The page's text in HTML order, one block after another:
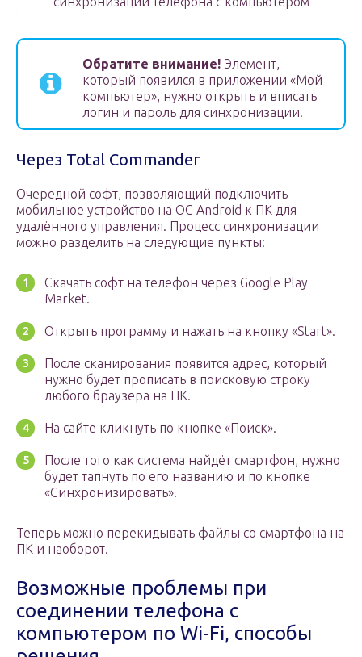
Обратите внимание! Элемент,
который появился в приложении «Мой
компьютер», нужно открыть и вписать
логин и пароль для синхронизации.
Через Total Commander
Очередной софт, позволяющий подключить
мобильное устройство на OC Android к ПК для
удалённого управления. Процесс синхронизации
можно разделить на следующие пункты:
Скачать софт на телефон через Google Play
Market.
Открыть программу и нажать на кнопку «Start».
После сканирования появится адрес, который
нужно будет прописать в поисковую строку
любого браузера на ПК.
На сайте кликнуть по кнопке «Поиск».
После того как система найдёт смартфон, нужно
будет тапнуть по его названию и по кнопке
«Синхронизировать».
Теперь можно перекидывать файлы со смартфона на
ПК и наоборот.
Возможные проблемы при
соединении телефона с
компьютером по Wi-Fi, способы